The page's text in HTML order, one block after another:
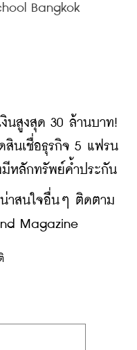
Bangkok
งินสูงสุด 30 ล้านบาท!
นเชื่อธุรกิจ 5 แฟรน
มีหลักทรัพย์ค้ำประกัน
น่าสนใจอื่นๆ ติดตาม
Magazine